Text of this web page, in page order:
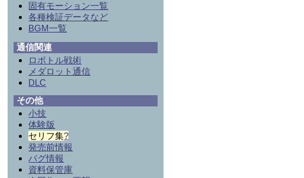
固有モーション一覧
各種検証データなど
BGM一覧
通信関連
ロボトル戦術
メダロット通信
DLC
その他
小技
体験版
セリフ集?
発売前情報
バグ情報
資料保管庫